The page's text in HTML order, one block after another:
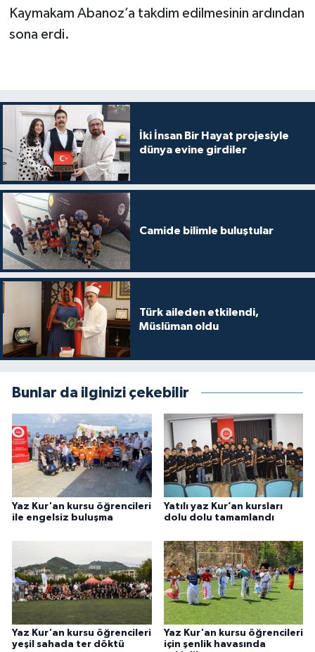
Kaymakam Abanoz’a takdim edilmesinin ardından
sona erdi.
İki İnsan Bir Hayat projesiyle
dünya evine girdiler
Camide bilimle buluştular
Türk aileden etkilendi,
Müslüman oldu
Bunlar da ilginizi çekebilir
Yaz Kur'an kursu öğrencileri
ile engelsiz buluşma
Yatılı yaz Kur’an kursları
dolu dolu tamamlandı
Yaz Kur'an kursu öğrencileri
yeşil sahada ter döktü
Yaz Kur'an kursu öğrencileri
için şenlik havasında
Diyarbakır Müftülüğü
Elazığ Müftülüğü
Erzincan Müftülüğü
Erzurum Müftülüğü
Eskişehir Müftülüğü
Gaziantep Müftülüğü
Giresun Müftülüğü
Gümüşhane Müftülüğü
Hakkari Müftülüğü
Hatay Müftülüğü
Iğdır Müftülüğü
Isparta Müftülüğü
İzmir Müftülüğü
Kahramanmaraş Müftülüğü
Karabük Müftülüğü
İhtida Haberleri